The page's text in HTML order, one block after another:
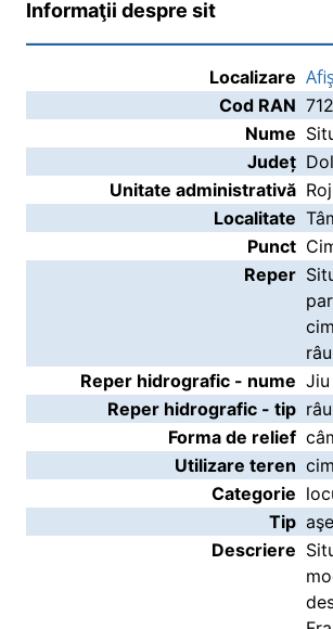
Informaţii despre sit
Localizare
Cod RAN
Nume
Județ
Unitate administrativă
Localitate
Punct
Reper
Reper hidrografic - nume Jiu
Reper hidrografic - tip râu
Forma de relief
Utilizare teren
Categorie
Tip
Descriere